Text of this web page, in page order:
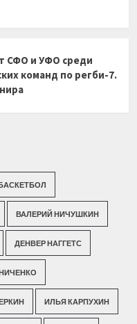
СФО и УФО среди
команд по регби-7.
ВАЛЕРИЙ НИЧУШКИН
ДЕНВЕР НАГГЕТС
ИЛЬЯ КАРПУХИН